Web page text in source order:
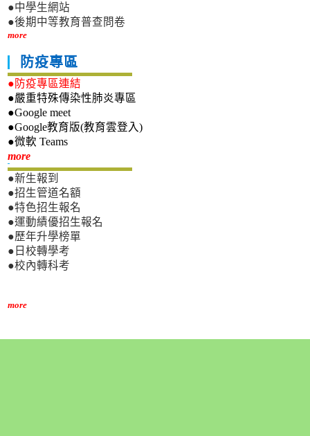
●中學生網站
●後期中等教育普查問卷
more
防疫專區
●防疫專區連結
●嚴重特殊傳染性肺炎專區
●Google meet
●Google教育版(教育雲登入)
●微軟 Teams
more新生專區
●新生報到
●招生管道名額
●特色招生報名
●運動績優招生報名
●歷年升學榜單
●日校轉學考
●校內轉科考
more